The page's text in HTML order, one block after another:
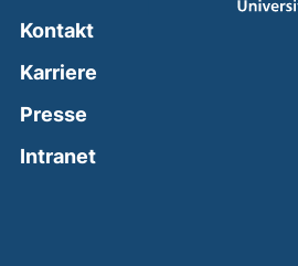
Kontakt
Karriere
Presse
Intranet(external link, opens